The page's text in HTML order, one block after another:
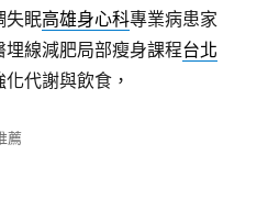
失眠高雄身心科專業病患家
線減肥局部瘦身課程台北
代謝與飲食，
薦